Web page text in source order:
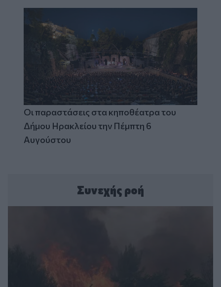
Οι παραστάσεις στα κηποθέατρα του
Δήμου Ηρακλείου την Πέμπτη 6
Αυγούστου
Συνεχής ροή